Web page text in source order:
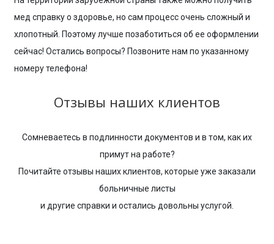
мед справку о здоровье, но сам процесс очень сложный и
хлопотный. Поэтому лучше позаботиться об ее оформлении
сейчас! Остались вопросы? Позвоните нам по указанному
номеру телефона!
Отзывы наших клиентов
Сомневаетесь в подлинности документов и в том, как их
примут на работе?
Почитайте отзывы наших клиентов, которые уже заказали
больничные листы
и другие справки и остались довольны услугой.